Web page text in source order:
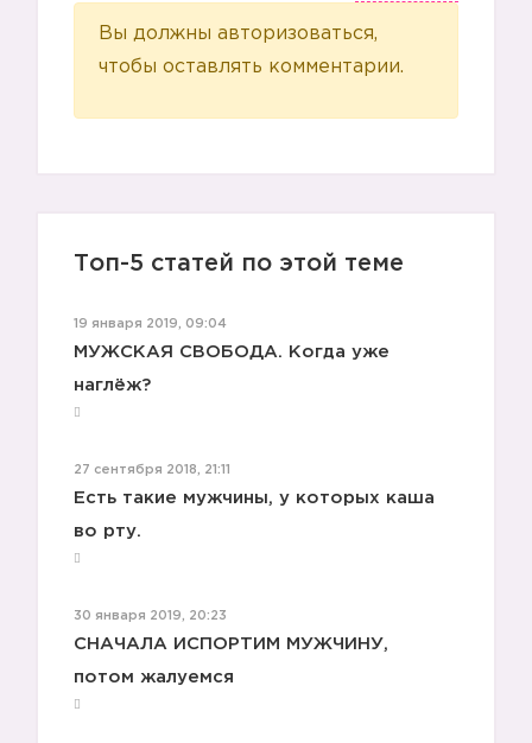
1️⃣
Вы должны авторизоваться,
чтобы оставлять комментарии.
Топ-5 статей по этой теме
19 января 2019, 09:04
МУЖСКАЯ СВОБОДА. Когда уже
наглёж?
27 сентября 2018, 21:11
Есть такие мужчины, у которых каша
во рту.
30 января 2019, 20:23
СНАЧАЛА ИСПОРТИМ МУЖЧИНУ,
потом жалуемся